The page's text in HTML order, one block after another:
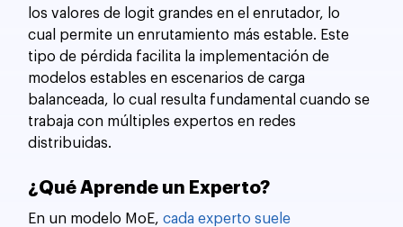
los valores de logit grandes en el enrutador, lo
cual permite un enrutamiento más estable. Este
tipo de pérdida facilita la implementación de
modelos estables en escenarios de carga
balanceada, lo cual resulta fundamental cuando se
trabaja con múltiples expertos en redes
distribuidas.
¿Qué Aprende un Experto?
En un modelo MoE, cada experto suele